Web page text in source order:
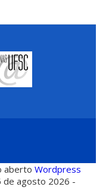
abertoWordpress
de agosto 2026 -